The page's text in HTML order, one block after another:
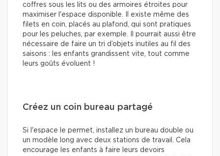
coffres sous les lits ou des armoires étroites pour
maximiser l'espace disponible. Il existe même des
filets en coin, placés au plafond, qui sont pratiques
pour les peluches, par exemple. Il pourrait aussi être
nécessaire de faire un tri d’objets inutiles au fil des
saisons : les enfants grandissent vite, tout comme
leurs goûts évoluent !
Créez un coin bureau partagé
Si l'espace le permet, installez un bureau double ou
un modèle long avec deux stations de travail. Cela
encourage les enfants à faire leurs devoirs